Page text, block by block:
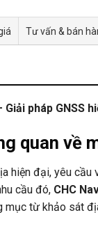
Tư vấn & bán
Giải pháp
quan về
hiện đại, yêu cầu
cầu đó, CHC
mục từ khảo sát